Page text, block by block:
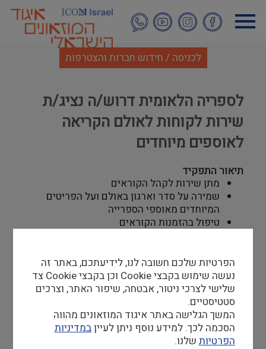
לתוכן
העיקרי
לכניסה / חידוש חברות והצטרפות
לספריה הלאומית דרוש/ה נציג/ת
שירות לקוחות לאולם הקריאה
לאוספים מיוחדים
תיאור התפקיד
מתן שירות לקהל הקוראים
שמירה על סדר וארגון באולם ועל הפריטים
המיוחדים מאוספי הספרייה
טיפול בהזמנות הקוראים
דרישות סף
סטודנט/סטודנטית לתואר ראשון או שני,
יתרון להשכלה מתחום מדעי הרוח או
ספרנות
הפרטיות שלכם חשובה לנו, לידיעתכם, באתר זה
נעשה שימוש בקבצי Cookie וכן בקבצי Cookie צד
שלישי לצרכי ניטור, אבטחה, שיפור האתר, וצרכים
סטטיסטיים.
המשך הגלישה באתר איגוד המוזאונים מהווה
הסכמה לכך. למידע נוסף ניתן לעייןבמדיניות
הפרטיות שלנו.